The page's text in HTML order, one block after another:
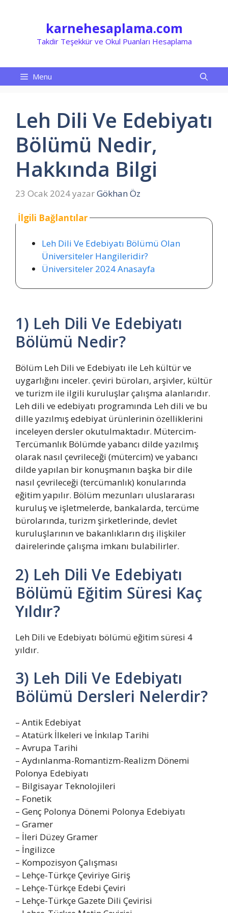
karnehesaplama.com
Takdir Teşekkür ve Okul Puanları Hesaplama
Menu
Leh Dili Ve Edebiyatı
Bölümü Nedir,
Hakkında Bilgi
23 Ocak 2024yazarGökhan Öz
İlgili Bağlantılar
Leh Dili Ve Edebiyatı Bölümü Olan
Üniversiteler Hangileridir?
Üniversiteler 2024 Anasayfa
1) Leh Dili Ve Edebiyatı
Bölümü Nedir?
Bölüm Leh Dili ve Edebiyatı ile Leh kültür ve
uygarlığını inceler. çeviri büroları, arşivler, kültür
ve turizm ile ilgili kuruluşlar çalışma alanlarıdır.
Leh dili ve edebiyatı programında Leh dili ve bu
dille yazılmış edebiyat ürünlerinin özelliklerini
inceleyen dersler okutulmaktadır. Mütercim-
Tercümanlık Bölümde yabancı dilde yazılmış
olarak nasıl çevrileceği (mütercim) ve yabancı
dilde yapılan bir konuşmanın başka bir dile
nasıl çevrileceği (tercümanlık) konularında
eğitim yapılır. Bölüm mezunları uluslararası
kuruluş ve işletmelerde, bankalarda, tercüme
bürolarında, turizm şirketlerinde, devlet
kuruluşlarının ve bakanlıkların dış ilişkiler
dairelerinde çalışma imkanı bulabilirler.
2) Leh Dili Ve Edebiyatı
Bölümü Eğitim Süresi Kaç
Yıldır?
Leh Dili ve Edebiyatı bölümü eğitim süresi 4
yıldır.
3) Leh Dili Ve Edebiyatı
Bölümü Dersleri Nelerdir?
– Antik Edebiyat
– Atatürk İlkeleri ve İnkılap Tarihi
– Avrupa Tarihi
– Aydınlanma-Romantizm-Realizm Dönemi
Polonya Edebiyatı
– Bilgisayar Teknolojileri
– Fonetik
– Genç Polonya Dönemi Polonya Edebiyatı
– Gramer
– İleri Düzey Gramer
– İngilizce
– Kompozisyon Çalışması
– Lehçe-Türkçe Çeviriye Giriş
– Lehçe-Türkçe Edebi Çeviri
– Lehçe-Türkçe Gazete Dili Çevirisi